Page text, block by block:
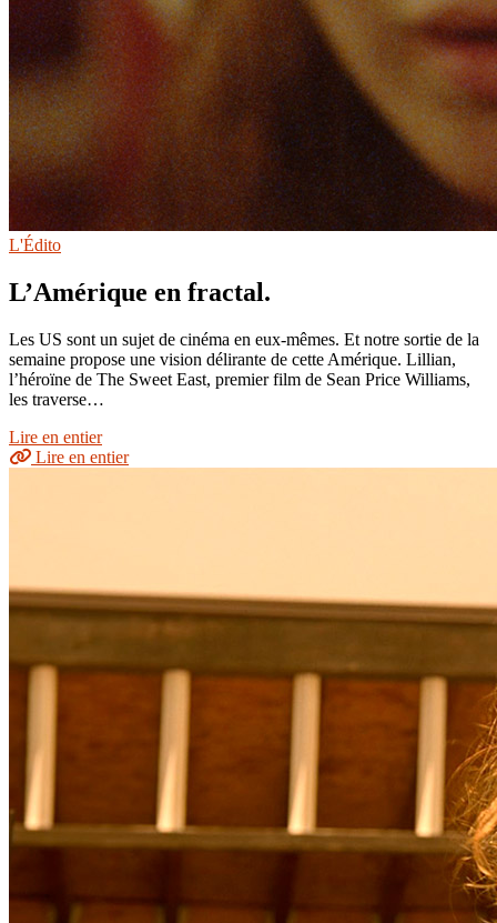
L'Édito
L’Amérique en fractal.
Les US sont un sujet de cinéma en eux-mêmes. Et notre sortie de la
semaine propose une vision délirante de cette Amérique. Lillian,
l’héroïne de The Sweet East, premier film de Sean Price Williams,
les traverse…
Lire en entier
Lire en entier